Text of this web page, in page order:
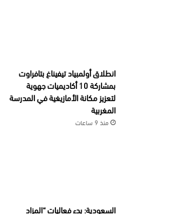
انطلاق أولمبياد تيفيناغ بتافراوت
بمشاركة 10 أكاديميات جهوية
لتعزيز مكانة الأمازيغية في المدرسة
المغربية
منذ 9 ساعات
السعودية: بدء فعاليات “المزاد